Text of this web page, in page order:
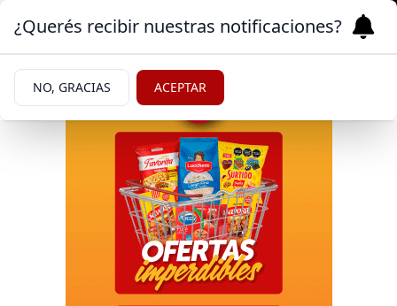
¿Querés recibir nuestras notificaciones?
NO, GRACIAS ACEPTAR